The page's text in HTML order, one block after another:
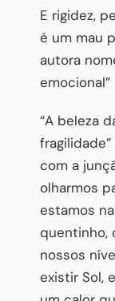
E rigidez,
é um mau
autora
emocional”
“A beleza
com a
olharmos
estamos
quentinho,
nossos
existir Sol,